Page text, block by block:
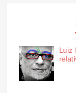
Luiz